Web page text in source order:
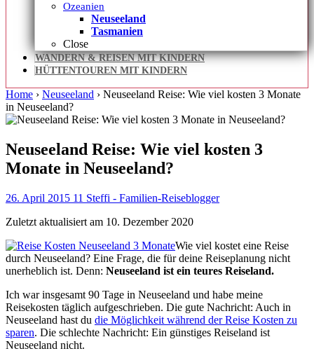
Ozeanien
Neuseeland
Tasmanien
Close
WANDERN & REISEN MIT KINDERN
HÜTTENTOUREN MIT KINDERN
Home › Neuseeland › Neuseeland Reise: Wie viel kosten 3 Monate
in Neuseeland?
Neuseeland Reise: Wie viel kosten 3
Monate in Neuseeland?
26. April 2015 11 Steffi - Familien-Reiseblogger
Zuletzt aktualisiert am 10. Dezember 2020
Wie viel kostet eine Reise
durch Neuseeland? Eine Frage, die für deine Reiseplanung nicht
unerheblich ist. Denn: Neuseeland ist ein teures Reiseland.
Ich war insgesamt 90 Tage in Neuseeland und habe meine
Reisekosten täglich aufgeschrieben. Die gute Nachricht: Auch in
Neuseeland hast du die Möglichkeit während der Reise Kosten zu
sparen. Die schlechte Nachricht: Ein günstiges Reiseland ist
Neuseeland nicht.